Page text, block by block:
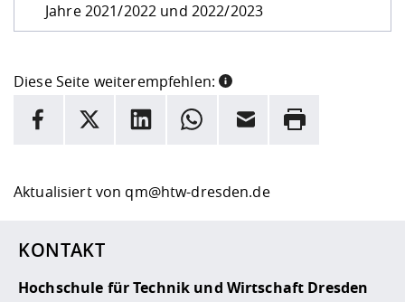
Jahre 2021/2022 und 2022/2023
Diese Seite weiterempfehlen:
INFORMATION
Facebook
X LinkedInWhatsappE-Mail Drucken
Aktualisiert von qm@htw-dresden.de
KONTAKT
Hochschule für Technik und Wirtschaft Dresden